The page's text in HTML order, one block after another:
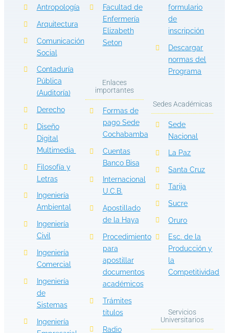
Antropología
Arquitectura
Comunicación
Social
Contaduría
Pública
(Auditoría)
Derecho
Diseño
Digital
Multimedia
Filosofía y
Letras
Ingeniería
Ambiental
Ingeniería
Civil
Ingeniería
Comercial
Ingeniería
de
Sistemas
Ingeniería
Facultad de
Enfermería
Elizabeth
Seton
Enlaces
importantes
Formas de
pago Sede
Cochabamba
Cuentas
Banco Bisa
Internacional
U.C.B.
Apostillado
de la Haya
Procedimiento
para
apostillar
documentos
académicos
Trámites
títulos
Radio
formulario
de
inscripción
Descargar
normas del
Programa
Sedes Académicas
Sede
Nacional
La Paz
Santa Cruz
Tarija
Sucre
Oruro
Esc. de la
Producción y
la
Competitividad
Servicios
Universitarios